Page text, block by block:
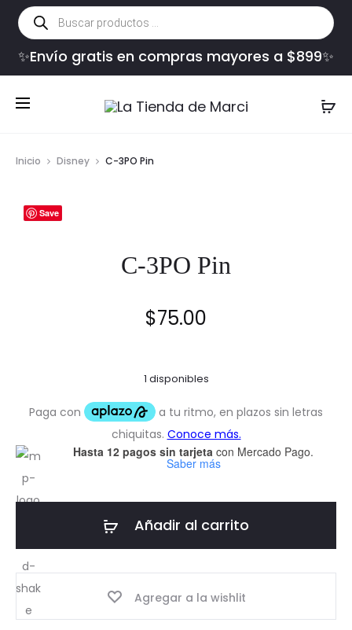
Búsqueda
de
productos
✨Envío gratis en compras mayores a $899✨
Inicio Disney C-3PO Pin
Save
C-3PO Pin
$75.00
1 disponibles
Hasta 12 pagos sin tarjeta con Mercado Pago.
Saber más
Añadir al carrito
Agregar a la wishlit